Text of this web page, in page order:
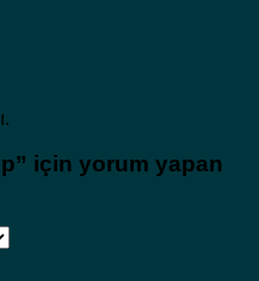
için yorum yapan